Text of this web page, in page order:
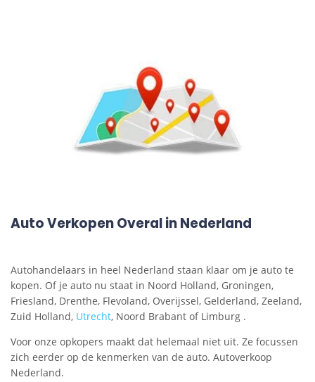
Auto Verkopen Overal in Nederland
Autohandelaars in heel Nederland staan klaar om je auto te
kopen. Of je auto nu staat in Noord Holland, Groningen,
Friesland, Drenthe, Flevoland, Overijssel, Gelderland, Zeeland,
Zuid Holland, Utrecht, Noord Brabant of Limburg .
Voor onze opkopers maakt dat helemaal niet uit. Ze focussen
zich eerder op de kenmerken van de auto. Autoverkoop
Nederland.